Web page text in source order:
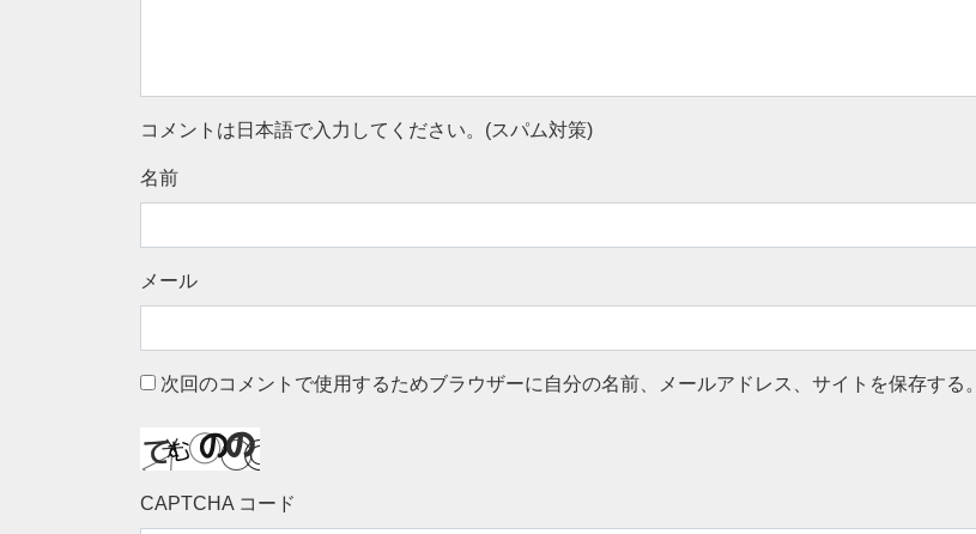
コメントは日本語で入力してください。(スパム対策)
名前
メール
次回のコメントで使用するためブラウザーに自分の名前、メールアドレス、サイトを保存する。
CAPTCHA コード